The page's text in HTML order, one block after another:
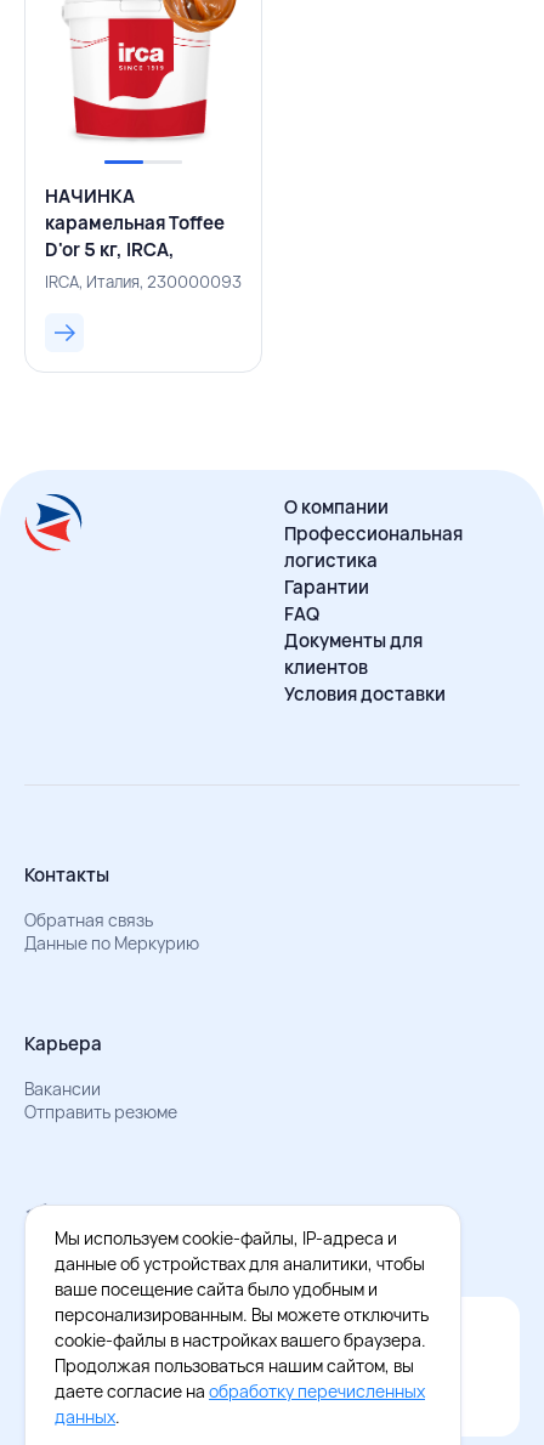
НАЧИНКА
карамельная Toffee
D'or 5 кг, IRCA,
ИТАЛИЯ
IRCA, Италия, 230000093
О компании
Профессиональная
логистика
Гарантии
FAQ
Документы для
клиентов
Условия доставки
Контакты
Обратная связь
Данные по Меркурию
Карьера
Вакансии
Отправить резюме
Мы в Телеграм
Документы об обработке персональных данных
Охрана труда – результаты СОУТ
Официальное приложение Восток - Запад
Cкачайте бесплатное приложение
Мы используем cookie-файлы, IP-адреса и
данные об устройствах для аналитики, чтобы
ваше посещение сайта было удобным и
персонализированным. Вы можете отключить
cookie-файлы в настройках вашего браузера.
Продолжая пользоваться нашим сайтом, вы
даете согласие на обработку перечисленных
данных.